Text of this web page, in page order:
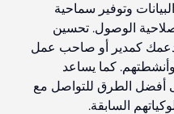
البيانات وتوفير سماحية
الوصول. تحسين
كمدير أو صاحب عمل
كما يساعد
أفضل الطرق للتواصل مع
السابقة.